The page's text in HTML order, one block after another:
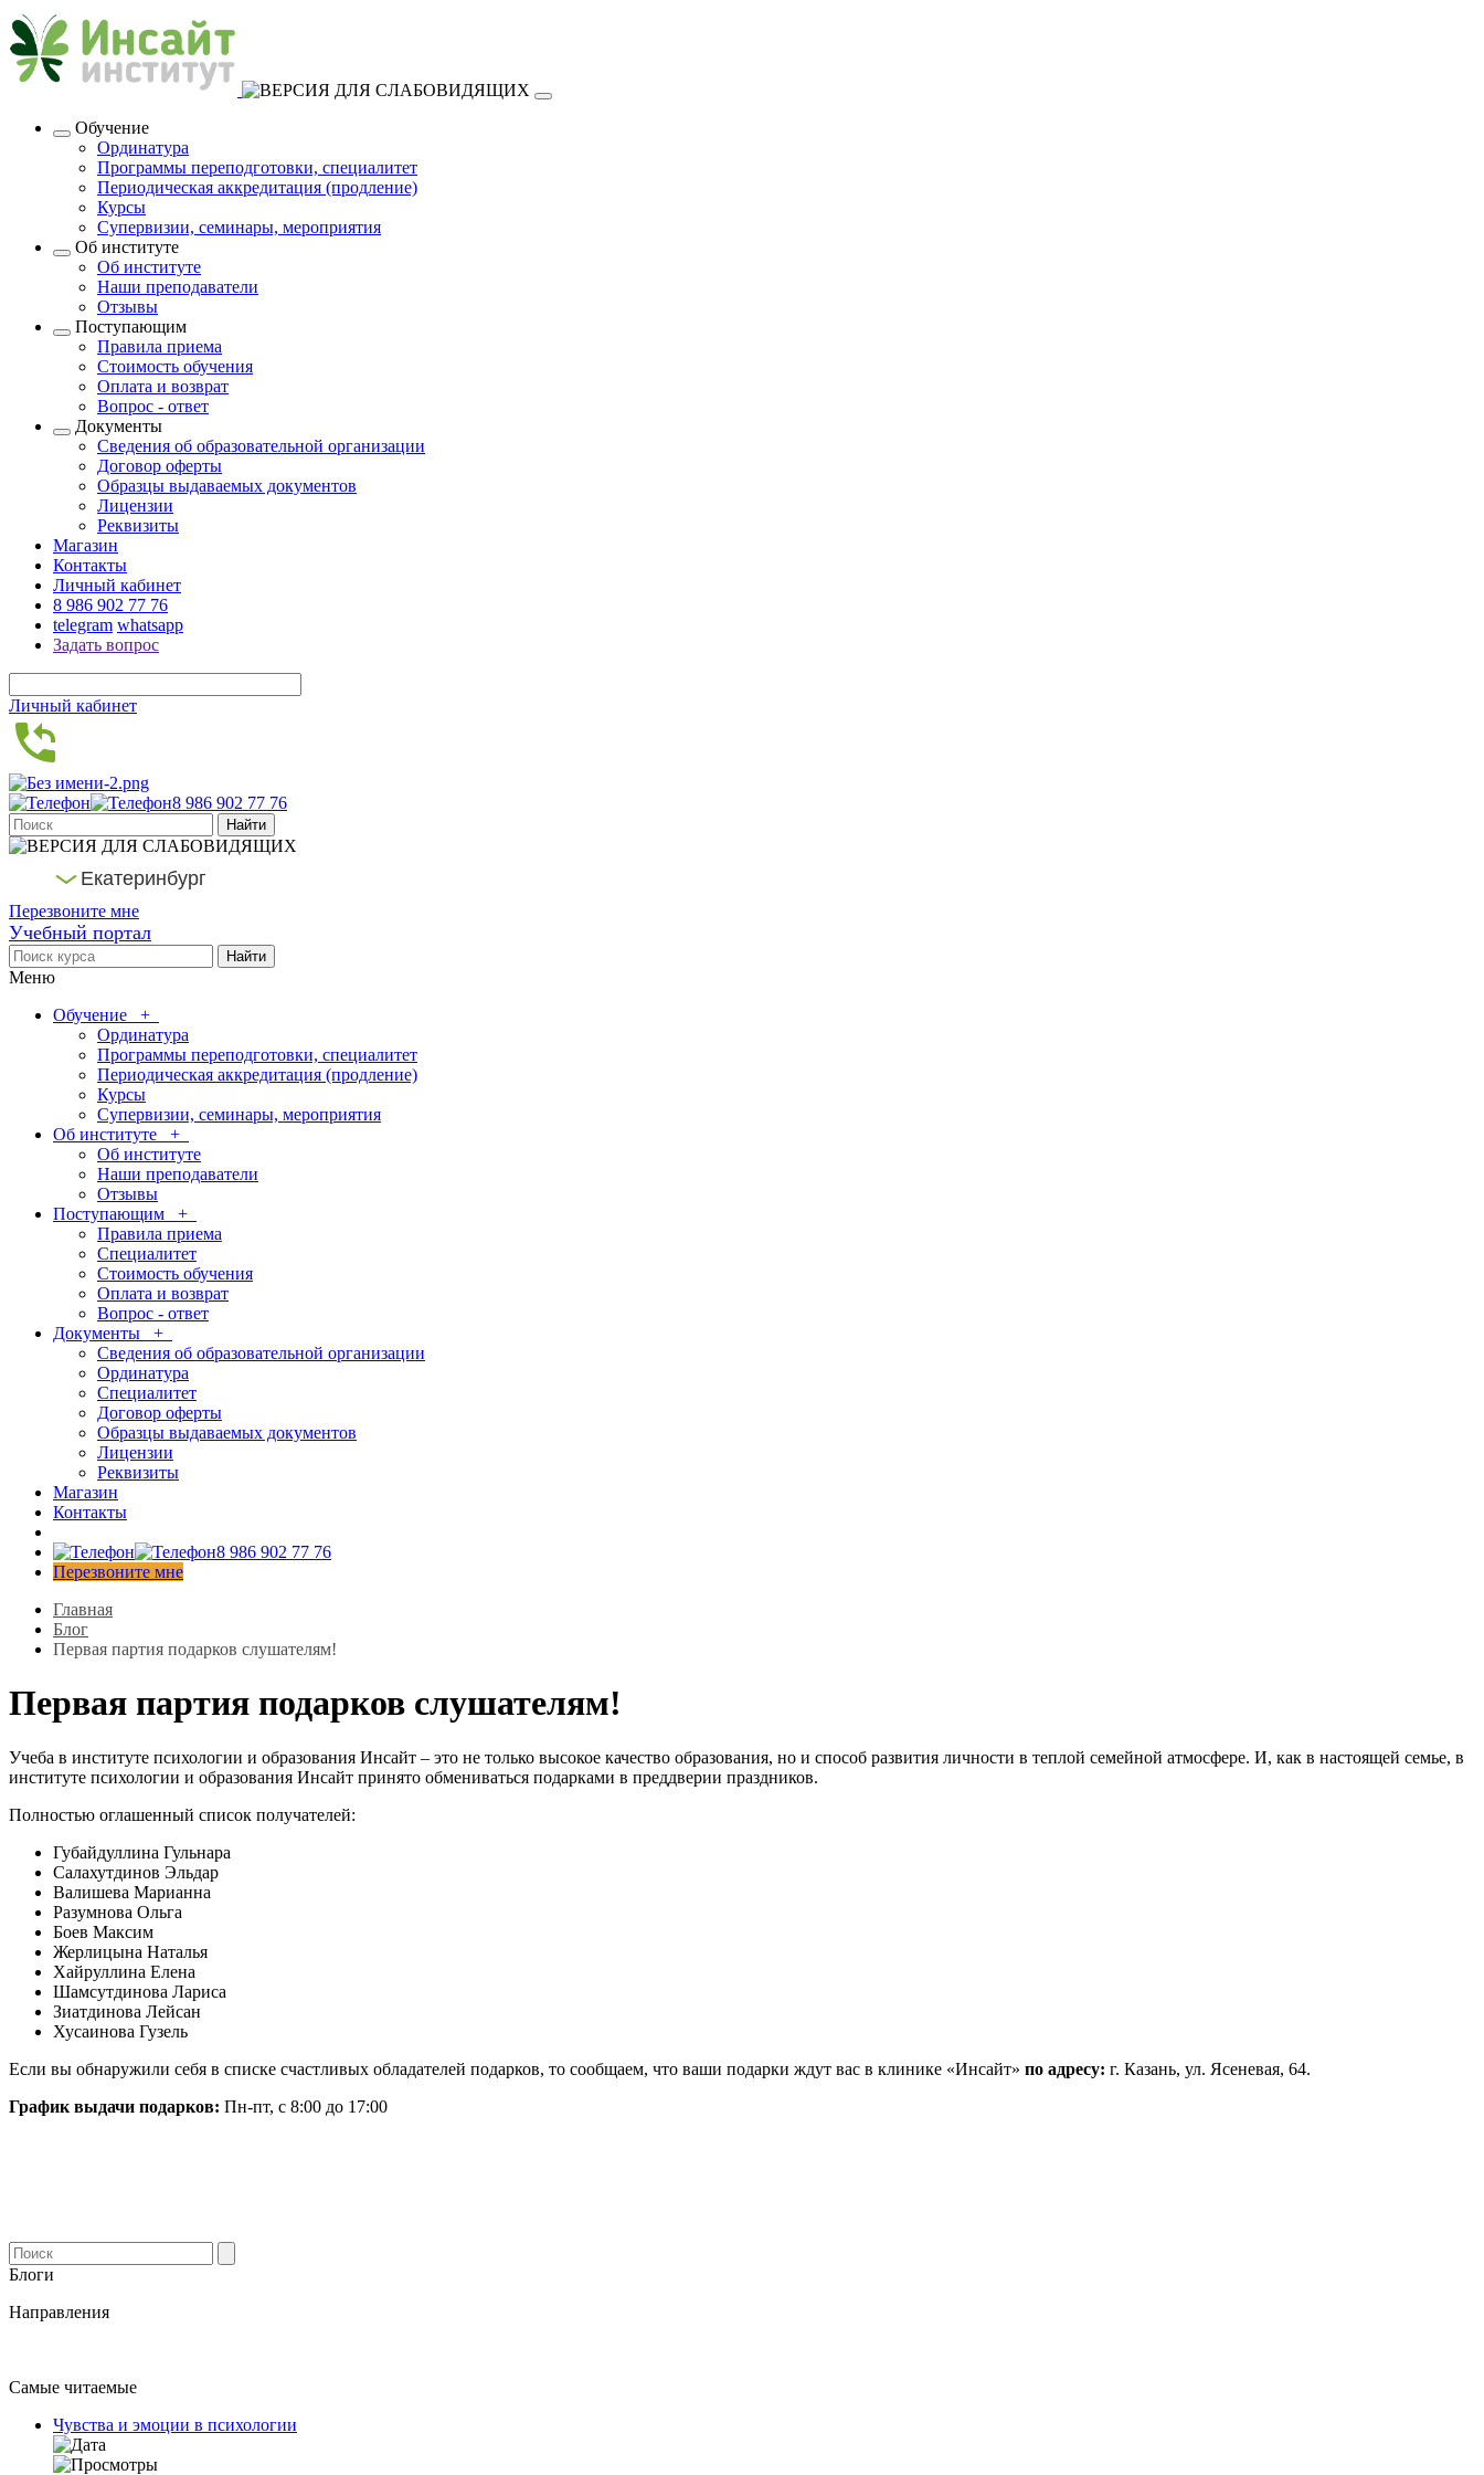
Обучение
Ординатура
Программы переподготовки, специалитет
Периодическая аккредитация (продление)
Курсы
Супервизии, семинары, мероприятия
Об институте
Об институте
Наши преподаватели
Отзывы
Поступающим
Правила приема
Стоимость обучения
Оплата и возврат
Вопрос - ответ
Документы
Сведения об образовательной организации
Договор оферты
Образцы выдаваемых документов
Лицензии
Реквизиты
Магазин
Контакты
Личный кабинет
8 986 902 77 76
telegram whatsapp
Задать вопрос
Личный кабинет
8 986 902 77 76
Екатеринбург
Перезвоните мне
Учебный портал
Меню
Обучение
+
Ординатура
Программы переподготовки, специалитет
Периодическая аккредитация (продление)
Курсы
Супервизии, семинары, мероприятия
Об институте
+
Об институте
Наши преподаватели
Отзывы
Поступающим
+
Правила приема
Специалитет
Стоимость обучения
Оплата и возврат
Вопрос - ответ
Документы
+
Сведения об образовательной организации
Ординатура
Специалитет
Договор оферты
Образцы выдаваемых документов
Лицензии
Реквизиты
Магазин
Контакты
8 986 902 77 76
Перезвоните мне
Главная
Блог
Первая партия подарков слушателям!
Первая партия подарков слушателям!
Учеба в институте психологии и образования Инсайт – это не только высокое качество образования, но и способ развития личности в теплой семейной атмосфере. И, как в настоящей семье, в
институте психологии и образования Инсайт принято обмениваться подарками в преддверии праздников.
Полностью оглашенный список получателей:
Губайдуллина Гульнара
Салахутдинов Эльдар
Валишева Марианна
Разумнова Ольга
Боев Максим
Жерлицына Наталья
Хайруллина Елена
Шамсутдинова Лариса
Зиатдинова Лейсан
Хусаинова Гузель
Если вы обнаружили себя в списке счастливых обладателей подарков, то сообщаем, что ваши подарки ждут вас в клинике «Инсайт» по адресу: г. Казань, ул. Ясеневая, 64.
График выдачи подарков: Пн-пт, с 8:00 до 17:00
Блоги
Направления
Самые читаемые
Чувства и эмоции в психологии